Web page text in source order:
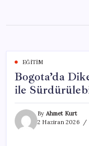
content
EĞITIM
Bogota’da
ile
By Ahmet Kurt
2 Haziran 2026